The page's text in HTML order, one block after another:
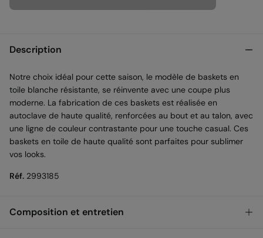
Description
Notre choix idéal pour cette saison, le modèle de baskets en
toile blanche résistante, se réinvente avec une coupe plus
moderne. La fabrication de ces baskets est réalisée en
autoclave de haute qualité, renforcées au bout et au talon, avec
une ligne de couleur contrastante pour une touche casual. Ces
baskets en toile de haute qualité sont parfaites pour sublimer
vos looks.
Réf. 2993185
Composition et entretien